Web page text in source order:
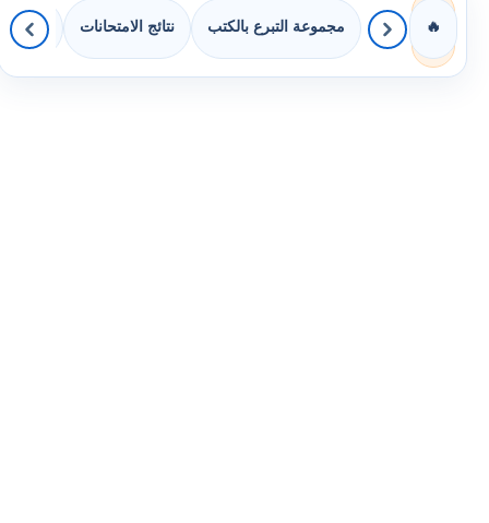
🔥 مجموعة التبرع بالكتب نتائج الامتحانات